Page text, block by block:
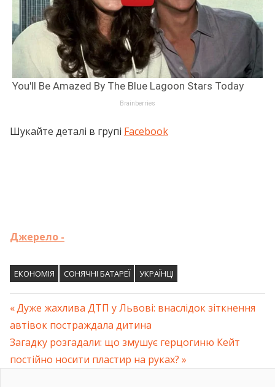
Шукайте деталі в групі Facebook
Джерело -
ЕКОНОМІЯ СОНЯЧНІ БАТАРЕЇ УКРАЇНЦІ
Навігація
записів
Previous
Post:
Дуже жахлива ДТП у Львові: внаслідок зіткнення
автівок постраждала дитина
Next
Post:
Загадку розгадали: що змушує герцогиню Кейт
постійно носити пластир на руках?